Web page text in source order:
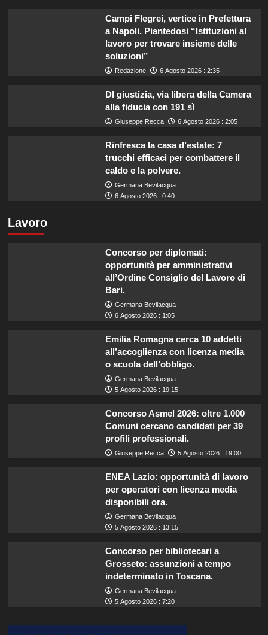
Campi Flegrei, vertice in Prefettura
a Napoli. Piantedosi “Istituzioni al
lavoro per trovare insieme delle
soluzioni”
Redazione 6 Agosto 2026 : 2:35
Dl giustizia, via libera della Camera
alla fiducia con 191 sì
Giuseppe Recca 6 Agosto 2026 : 2:05
Rinfresca la casa d’estate: 7
trucchi efficaci per combattere il
caldo e la polvere.
Germana Bevilacqua
6 Agosto 2026 : 0:40
Lavoro
Concorso per diplomati:
opportunità per amministrativi
all’Ordine Consiglio del Lavoro di
Bari.
Germana Bevilacqua
6 Agosto 2026 : 1:05
Emilia Romagna cerca 10 addetti
all’accoglienza con licenza media
o scuola dell’obbligo.
Germana Bevilacqua
5 Agosto 2026 : 19:15
Concorso Asmel 2026: oltre 1.000
Comuni cercano candidati per 39
profili professionali.
Giuseppe Recca 5 Agosto 2026 : 19:00
ENEA Lazio: opportunità di lavoro
per operatori con licenza media
disponibili ora.
Germana Bevilacqua
5 Agosto 2026 : 13:15
Concorso per bibliotecari a
Grosseto: assunzioni a tempo
indeterminato in Toscana.
Germana Bevilacqua
5 Agosto 2026 : 7:20